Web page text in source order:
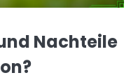
Nachteile